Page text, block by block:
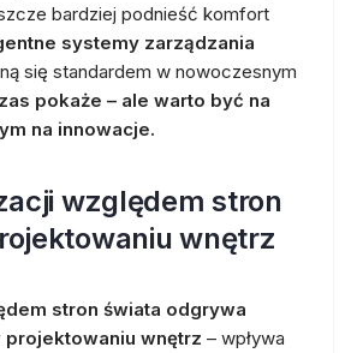
bardziej podnieść komfort
systemy zarządzania
się standardem w nowoczesnym
pokaże – ale warto być na
na innowacje.
względem stron
wnętrz
stron świata odgrywa
wnętrz – wpływa